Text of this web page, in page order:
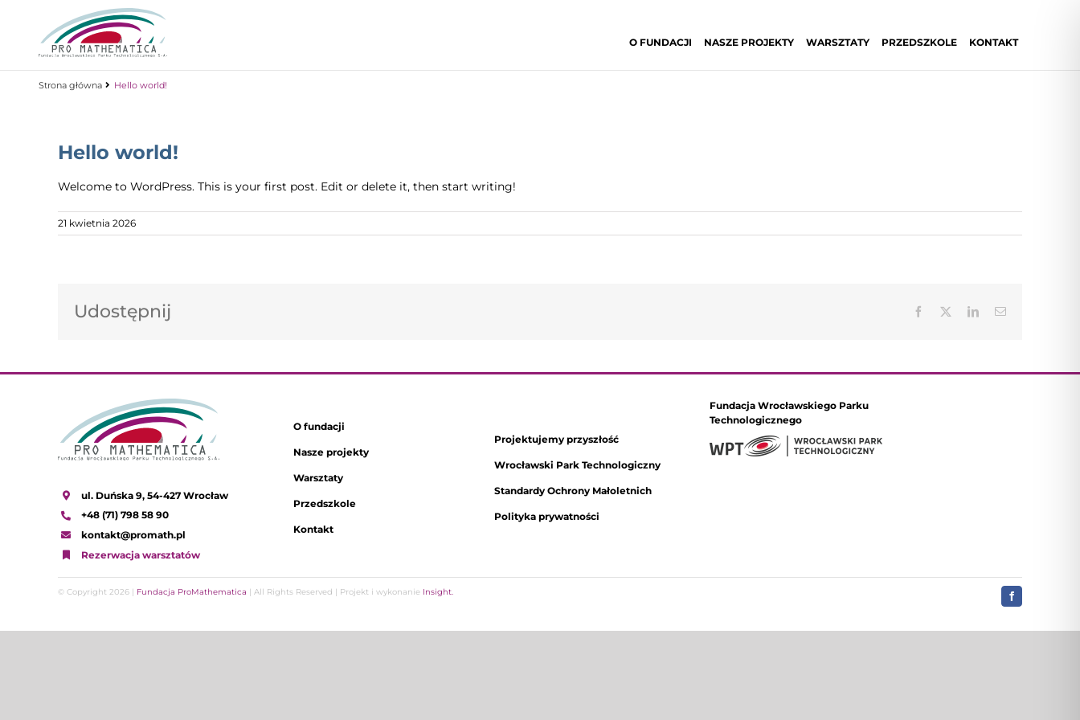
content
O FUNDACJI NASZE PROJEKTY WARSZTATY PRZEDSZKOLE KONTAKT
Strona główna Hello world!
Hello world!
Welcome to WordPress. This is your first post. Edit or delete it, then start writing!
21 kwietnia 2026
Udostępnij Facebook LinkedInEmail
ul. Duńska 9, 54-427 Wrocław
+48 (71) 798 58 90
kontakt@promath.pl
Rezerwacja warsztatów
O fundacji
Nasze projekty
Warsztaty
Przedszkole
Kontakt
Projektujemy przyszłość
Wrocławski Park Technologiczny
Standardy Ochrony Małoletnich
Polityka prywatności
Fundacja Wrocławskiego Parku
Technologicznego
© Copyright 2026 | Fundacja ProMathematica | All Rights Reserved | Projekt i wykonanie Insight.